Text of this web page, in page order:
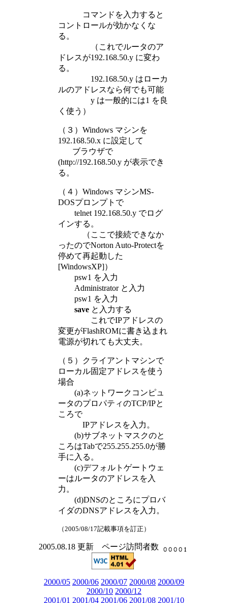
コマンドを入力すると
コントロールが効かなくな
る。
（これでルータのア
ドレスが192.168.50.y に変わ
る。
192.168.50.y はローカ
ルのアドレスなら何でも可能
y は一般的には1 を良
く使う）
（３）Windows マシンを
192.168.50.x に設定して
ブラウザで
(http://192.168.50.y が表示でき
る。
（４）Windows マシンMS-
DOSプロンプトで
telnet 192.168.50.y でログ
インする。
（ここで接続できなか
ったのでNorton Auto-Protectを
停めて再起動した
[WindowsXP]）
psw1 を入力
Administrator と入力
psw1 を入力
save と入力する
これでIPアドレスの
変更がFlashROMに書き込まれ
電源が切れても大丈夫。
（５）クライアントマシンで
ローカル固定アドレスを使う
場合
(a)ネットワークコンピュ
ータのプロパティのTCP/IPと
ころで
IPアドレスを入力。
(b)サブネットマスクのと
ころはTabで255.255.255.0が勝
手に入る。
(c)デフォルトゲートウェ
ーはルータのアドレスを入
力。
(d)DNSのところにプロバ
イダのDNSアドレスを入力。
（2005/08/17記載事項を訂正）
2005.08.18 更新 ページ訪問者数
2000/05 2000/06 2000/07 2000/08 2000/09
2000/10 2000/12
2001/01 2001/04 2001/06 2001/08 2001/10